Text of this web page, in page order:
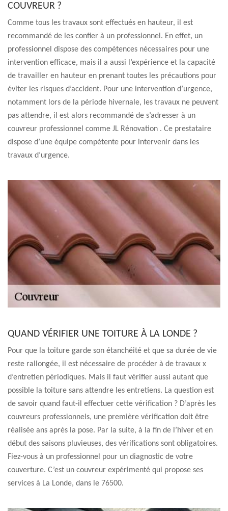
COUVREUR ?
Comme tous les travaux sont effectués en hauteur, il est
recommandé de les confier à un professionnel. En effet, un
professionnel dispose des compétences nécessaires pour une
intervention efficace, mais il a aussi l’expérience et la capacité
de travailler en hauteur en prenant toutes les précautions pour
éviter les risques d’accident. Pour une intervention d’urgence,
notamment lors de la période hivernale, les travaux ne peuvent
pas attendre, il est alors recommandé de s’adresser à un
couvreur professionnel comme JL Rénovation . Ce prestataire
dispose d’une équipe compétente pour intervenir dans les
travaux d’urgence.
QUAND VÉRIFIER UNE TOITURE À LA LONDE ?
Pour que la toiture garde son étanchéité et que sa durée de vie
reste rallongée, il est nécessaire de procéder à de travaux x
d’entretien périodiques. Mais il faut vérifier aussi autant que
possible la toiture sans attendre les entretiens. La question est
de savoir quand faut-il effectuer cette vérification ? D’après les
couvreurs professionnels, une première vérification doit être
réalisée ans après la pose. Par la suite, à la fin de l’hiver et en
début des saisons pluvieuses, des vérifications sont obligatoires.
Fiez-vous à un professionnel pour un diagnostic de votre
couverture. C’est un couvreur expérimenté qui propose ses
services à La Londe, dans le 76500.